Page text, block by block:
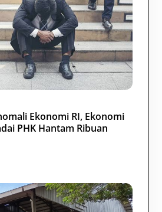
Ekonomi RI, Ekonomi
PHK Hantam Ribuan